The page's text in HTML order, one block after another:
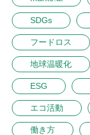
SDGs
フードロス
地球温暖化
ESG
エコ活動
働き方